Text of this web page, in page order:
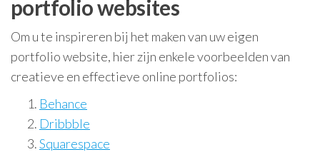
portfolio websites
Om u te inspireren bij het maken van uw eigen
portfolio website, hier zijn enkele voorbeelden van
creatieve en effectieve online portfolios:
Behance
Dribbble
Squarespace